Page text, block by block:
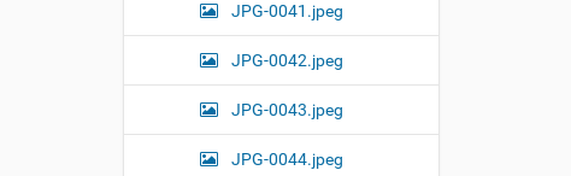
JPG-0041.jpeg
JPG-0042.jpeg
JPG-0043.jpeg
JPG-0044.jpeg